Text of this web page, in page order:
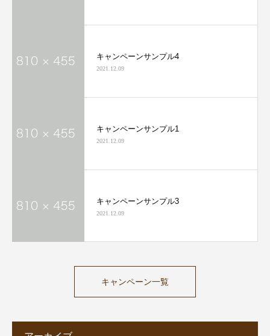
キャンペーンサンプル4
2021.12.09
キャンペーンサンプル1
2021.12.09
キャンペーンサンプル3
2021.12.09
キャンペーン一覧